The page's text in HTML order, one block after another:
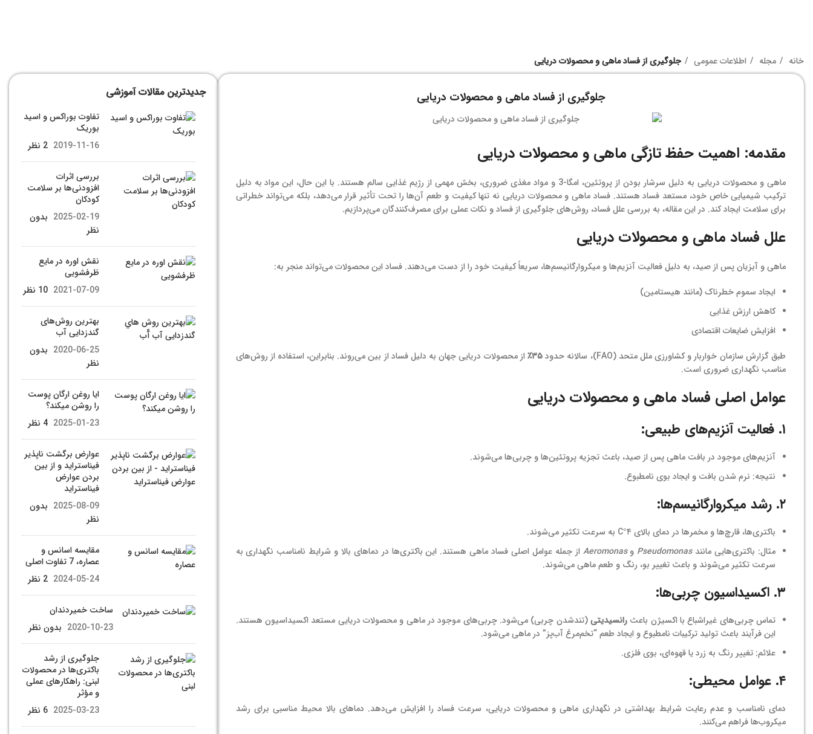
خانه مجله اطلاعات عمومی جلوگیری از فساد ماهی و محصولات دریایی
جلوگیری از فساد ماهی و محصولات دریایی
مقدمه: اهمیت حفظ تازگی ماهی و محصولات دریایی
ماهی و محصولات دریایی به دلیل سرشار بودن از پروتئین، امگا-3 و مواد مغذی ضروری، بخش مهمی از رژیم غذایی سالم هستند. با این حال، این مواد به دلیل
ترکیب شیمیایی خاص خود، مستعد فساد هستند. فساد ماهی و محصولات دریایی نه تنها کیفیت و طعم آن‌ها را تحت تأثیر قرار می‌دهد، بلکه می‌تواند خطراتی
برای سلامت ایجاد کند. در این مقاله، به بررسی علل فساد، روش‌های جلوگیری از فساد و نکات عملی برای مصرف‌کنندگان می‌پردازیم.
علل فساد ماهی و محصولات دریایی
ماهی و آبزیان پس از صید، به دلیل فعالیت آنزیم‌ها و میکروارگانیسم‌ها، سریعاً کیفیت خود را از دست می‌دهند. فساد این محصولات می‌تواند منجر به:
ایجاد سموم خطرناک (مانند هیستامین)
کاهش ارزش غذایی
افزایش ضایعات اقتصادی
طبق گزارش سازمان خواربار و کشاورزی ملل متحد (FAO)، سالانه حدود
۳۵٪ از محصولات دریایی جهان به دلیل فساد از بین می‌روند. بنابراین، استفاده از روش‌های
مناسب نگهداری ضروری است.
عوامل اصلی فساد ماهی و محصولات دریایی
۱. فعالیت آنزیم‌های طبیعی:
آنزیم‌های موجود در بافت ماهی پس از صید، باعث تجزیه پروتئین‌ها و چربی‌ها می‌شوند.
نتیجه: نرم شدن بافت و ایجاد بوی نامطبوع.
۲. رشد میکروارگانیسم‌ها:
باکتری‌ها، قارچ‌ها و مخمرها در دمای بالای ۴°C به سرعت تکثیر می‌شوند.
مثال: باکتری‌هایی مانندPseudomonas وAeromonas از جمله عوامل اصلی فساد ماهی هستند. این باکتری‌ها در دماهای بالا و شرایط نامناسب نگهداری به
سرعت تکثیر می‌شوند و باعث تغییر بو، رنگ و طعم ماهی می‌شوند.
۳. اکسیداسیون چربی‌ها:
تماس چربی‌های غیراشباع با اکسیژن باعثرانسیدیتی(تندشدن چربی) می‌شود. چربی‌های موجود در ماهی و محصولات دریایی مستعد اکسیداسیون هستند.
این فرآیند باعث تولید ترکیبات نامطبوع و ایجاد طعم “تخم‌مرغ آب‌پز” در ماهی می‌شود.
علائم: تغییر رنگ به زرد یا قهوه‌ای، بوی فلزی.
۴. عوامل محیطی:
دمای نامناسب و عدم رعایت شرایط بهداشتی در نگهداری ماهی و محصولات دریایی، سرعت فساد را افزایش می‌دهد. دماهای بالا محیط مناسبی برای رشد
میکروب‌ها فراهم می‌کنند.
جدیدترین مقالات آموزشی
تفاوت بوراکس و اسید
بوریک
2019-11-16 2 نظر
بررسی اثرات
افزودنی‌ها بر سلامت
کودکان
2025-02-19 بدون
نظر
نقش اوره در مایع
ظرفشویی
2021-07-09 10 نظر
بهترين روش‌های
گندزدايی آب
2020-06-25 بدون
نظر
ایا روغن ارگان پوست
را روشن میکند؟
2025-01-23 4 نظر
عوارض برگشت ناپذیر
فیناستراید و از بین
بردن عوارض
فیناستراید
2025-08-09 بدون
نظر
مقایسه اسانس و
عصاره، 7 تفاوت اصلی
2024-05-24 2 نظر
ساخت خمیردندان
2020-10-23 بدون نظر
جلوگیری از رشد
باکتری‌ها در محصولات
لبنی: راهکارهای عملی
و مؤثر
2025-03-23 6 نظر